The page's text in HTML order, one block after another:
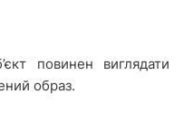
повинен виглядати
образ.